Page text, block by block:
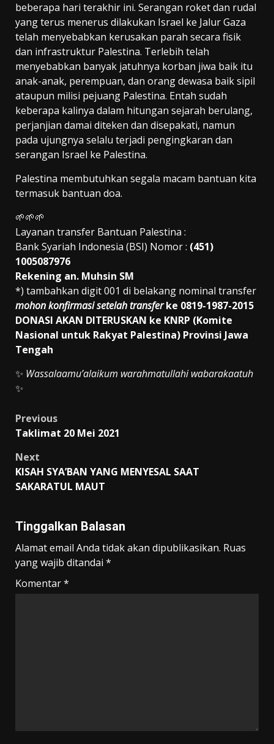
beberapa hari terakhir ini. Serangan roket dan rudal
yang terus menerus dilakukan Israel ke Jalur Gaza
telah menyebabkan kerusakan parah secara fisik
dan infrastruktur Palestina. Terlebih telah
menyebabkan banyak jatuhnya korban jiwa baik itu
anak-anak, perempuan, dan orang dewasa baik sipil
ataupun milisi pejuang Palestina. Entah sudah
keberapa kalinya dalam hitungan sejarah berulang,
perjanjian damai diteken dan disepakati, namun
pada ujungnya selalu terjadi pengingkaran dan
serangan Israel ke Palestina.
Palestina membutuhkan segala macam bantuan kita
termasuk bantuan doa.
🌱🌱🌱
Layanan transfer Bantuan Palestina :
Bank Syariah Indonesia (BSI) Nomor : (451)
1005087976
Rekening an. Muhsin SM
*) tambahkan digit 001 di belakang nominal transfer
mohon konfirmasi setelah transferke 0819-1987-2015
DONASI AKAN DITERUSKAN ke KNRP (Komite
Nasional untuk Rakyat Palestina) Provinsi Jawa
Tengah
✨ Wassalaamu’alaikum warahmatullahi wabarakaatuh
✨
Post
Previous
Taklimat 20 Mei 2021
Next
KISAH SYA’BAN YANG MENYESAL SAAT
SAKARATUL MAUT
Tinggalkan Balasan
Alamat email Anda tidak akan dipublikasikan. Ruas
yang wajib ditandai *
Komentar*